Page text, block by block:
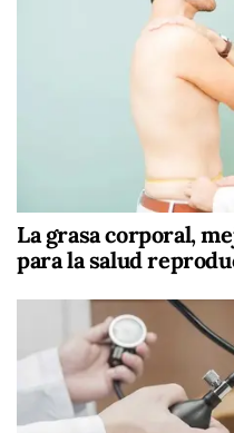
La grasa corporal,
para la salud